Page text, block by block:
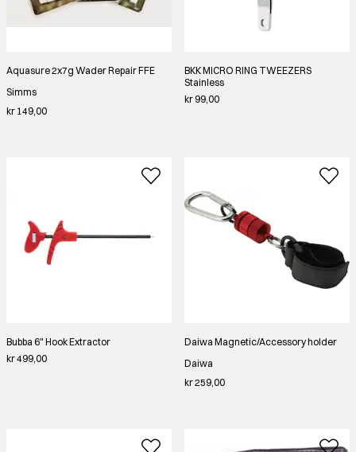
Aquasure 2x7g Wader Repair FFE
Simms
kr 149,00
BKK MICRO RING TWEEZERS
Stainless
kr 99,00
Bubba 6" Hook Extractor
kr 499,00
Daiwa Magnetic/Accessory holder
Daiwa
kr 259,00